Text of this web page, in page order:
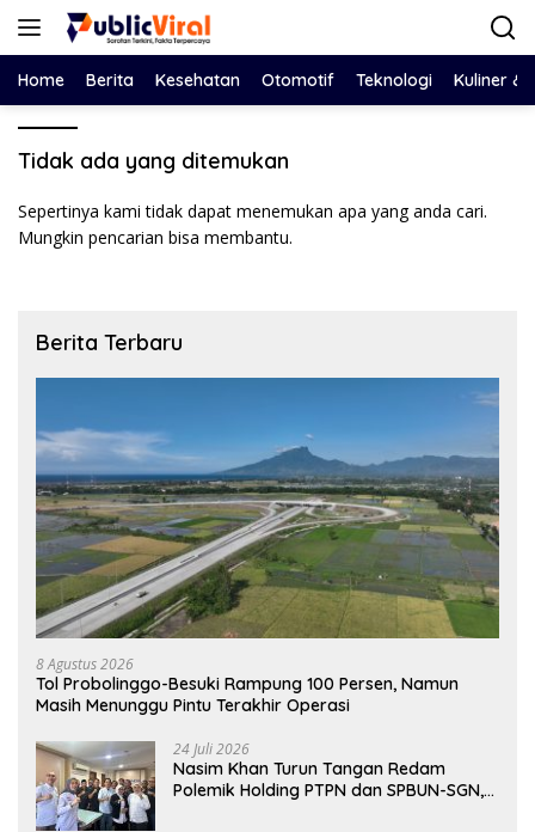
Langsung
Home Berita Kesehatan Otomotif Teknologi Kuliner &
Tidak ada yang ditemukan
Sepertinya kami tidak dapat menemukan apa yang anda cari.
Mungkin pencarian bisa membantu.
Berita Terbaru
8 Agustus 2026
Tol Probolinggo-Besuki Rampung 100 Persen, Namun
Masih Menunggu Pintu Terakhir Operasi
24 Juli 2026
Nasim Khan Turun Tangan Redam
Polemik Holding PTPN dan SPBUN-SGN,